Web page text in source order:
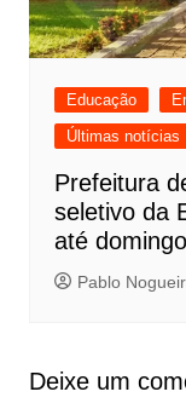
Educação
Últimas notícias
Prefeitura
seletivo da
até domingo
Pablo
Deixe um